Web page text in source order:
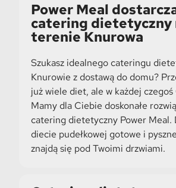
Power Meal
catering dietetyczny
terenie Knurowa
Szukasz idealnego cateringu
Knurowie z dostawą do domu?
już wiele diet, ale w każdej czegoś
Mamy dla Ciebie doskonałe
catering dietetyczny Power Meal.
diecie pudełkowej gotowe i
znajdą się pod Twoimi drzwiami.